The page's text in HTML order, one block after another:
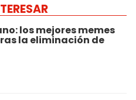
los mejores memes
la eliminación de